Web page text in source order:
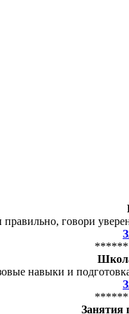
говори
навыки и
Занятия